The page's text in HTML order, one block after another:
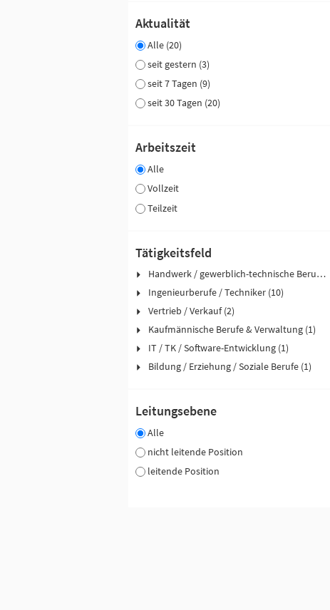
Aktualität
Alle (20)
seit gestern (3)
seit 7 Tagen (9)
seit 30 Tagen (20)
Arbeitszeit
Alle
Vollzeit
Teilzeit
Tätigkeitsfeld
Handwerk / gewerblich-technische Berufe (15)
Ingenieurberufe / Techniker (10)
Vertrieb / Verkauf (2)
Kaufmännische Berufe & Verwaltung (1)
IT / TK / Software-Entwicklung (1)
Bildung / Erziehung / Soziale Berufe (1)
Leitungsebene
Alle
nicht leitende Position
leitende Position